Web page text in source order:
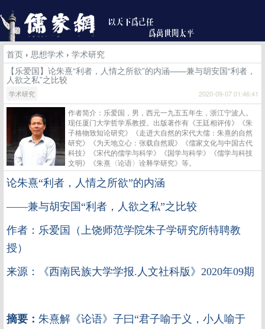
首页 › 思想学术 › 学术研究
【乐爱国】论朱熹“利者，人情之所欲”的内涵——兼与胡安国“利者，
人欲之私”之比较
学术研究 2020-09-07 01:46:41
作者简介：乐爱国，男，西元一九五五年生，浙江宁波人。
现任厦门大学哲学系教授。出版著作有《王廷相评传》《朱
子格物致知论研究》《走进大自然的宋代大儒：朱熹的自然
研究》《为天地立心：张载自然观》《儒家文化与中国古代
科技》《宋代的儒学与科学》《国学与科学》《儒学与科技
文明》《朱熹〈论语〉诠释学研究》等。
论朱熹“利者，人情之所欲”的内涵
——兼与胡安国“利者，人欲之私”之比较
作者：乐爱国（上饶师范学院朱子学研究所特聘教
授）
来源：《西南民族大学学报.人文社科版》2020年09期
摘要： 朱熹解《论语》子曰“君子喻于义，小人喻于